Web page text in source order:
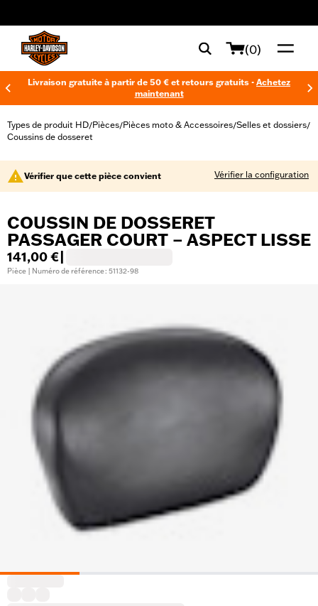
(0)
Livraison gratuite à partir de 50 € et retours gratuits - Achetez
maintenant
Types de produit HD/Pièces/Pièces moto & Accessoires/Selles et dossiers/
Coussins de dosseret
Vérifier que cette pièce convient Vérifier la configuration
COUSSIN DE DOSSERET
PASSAGER COURT – ASPECT LISSE
141,00 €
Pièce | Numéro de référence : 51132-98